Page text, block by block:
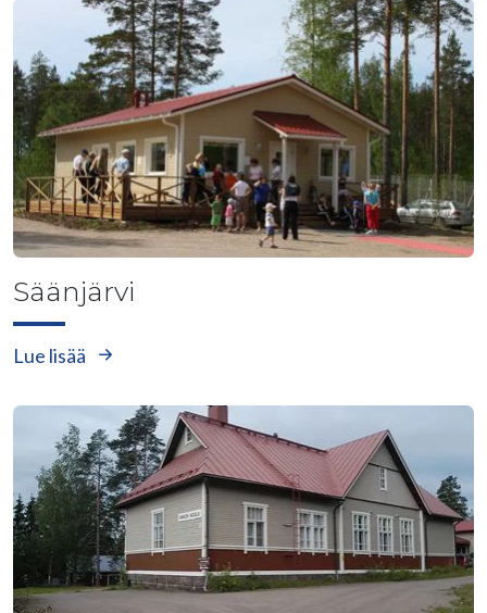
Säänjärvi
Lue lisää